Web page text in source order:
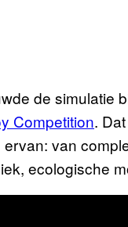
de simulatie
Competition.
van
ecologische